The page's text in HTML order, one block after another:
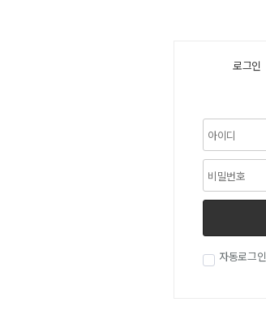
로그인
자동로그인